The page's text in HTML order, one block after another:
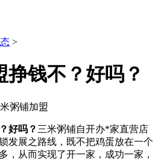
>
挣钱不？好吗？
粥铺加盟
好吗？ 三米粥铺自开办*家直营店
发展之路线，既不把鸡蛋放在一个
，从而实现了开一家，成功一家，